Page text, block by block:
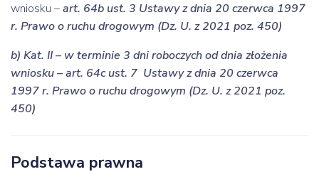
wniosku –art. 64b ust. 3 Ustawy z dnia 20 czerwca 1997
r. Prawo o ruchu drogowym (Dz. U. z 2021 poz. 450)
b) Kat. II – w terminie 3 dni roboczych od dnia złożenia
wniosku –art. 64c ust. 7 Ustawy z dnia 20 czerwca
1997 r. Prawo o ruchu drogowym (Dz. U. z 2021 poz.
450)
Podstawa prawna